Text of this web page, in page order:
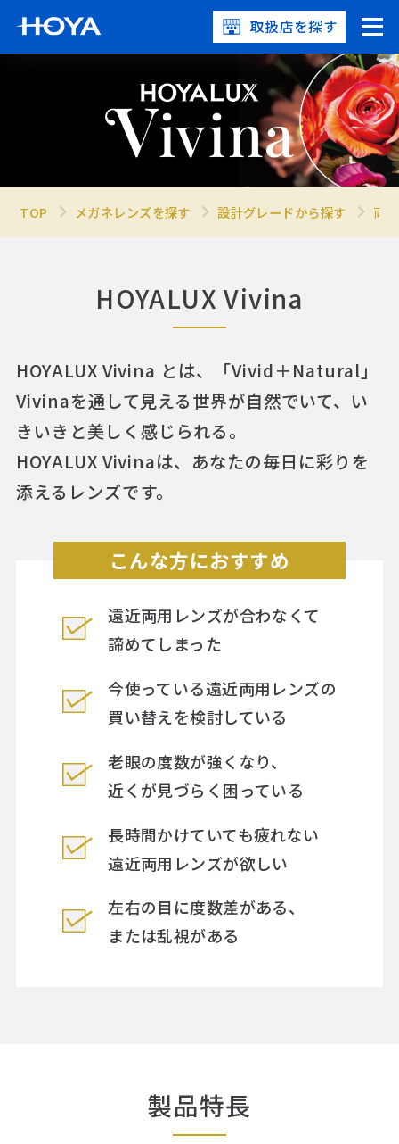
取扱店を探す
TOP メガネレンズを探す 設計グレードから探す 両
HOYALUX Vivina
HOYALUX Vivina とは、「Vivid＋Natural」
Vivinaを通して見える世界が自然でいて、い
きいきと美しく感じられる。
HOYALUX Vivinaは、あなたの毎日に彩りを
添えるレンズです。
こんな方におすすめ
遠近両用レンズが合わなくて
諦めてしまった
今使っている遠近両用レンズの
買い替えを検討している
老眼の度数が強くなり、
近くが見づらく困っている
長時間かけていても疲れない
遠近両用レンズが欲しい
左右の目に度数差がある、
または乱視がある
製品特長